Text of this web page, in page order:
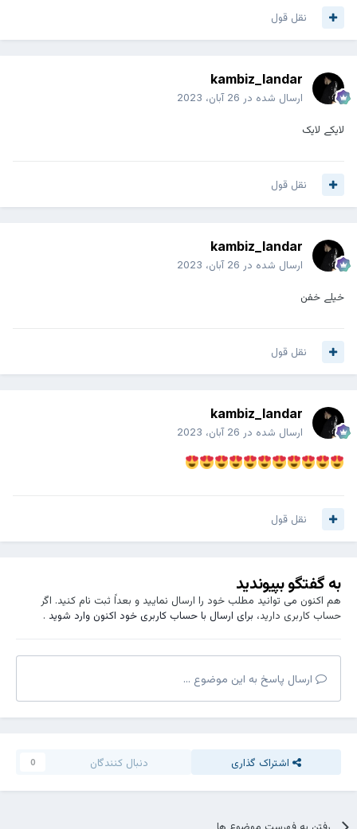
نقل قول
kambiz_landar
ارسال شده در 26 آبان، 2023
لایکے لایک
نقل قول
kambiz_landar
ارسال شده در 26 آبان، 2023
خیلے خفن
نقل قول
kambiz_landar
ارسال شده در 26 آبان، 2023
نقل قول
به گفتگو بپیوندید
هم اکنون می توانید مطلب خود را ارسال نمایید و بعداً ثبت نام کنید. اگر
حساب کاربری دارید، برای ارسال با حساب کاربری خود اکنون وارد شوید.
ارسال پاسخ به این موضوع ...
اشتراک گذاری دنبال کنندگان 0
رفتن به فهرست موضوع ها